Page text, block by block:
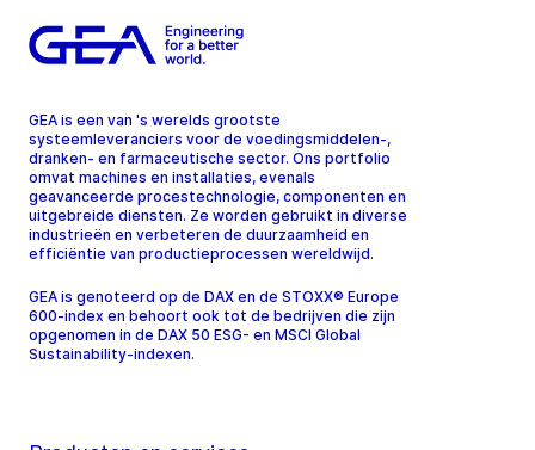
GEA is een van 's werelds grootste
systeemleveranciers voor de voedingsmiddelen-,
dranken- en farmaceutische sector. Ons portfolio
omvat machines en installaties, evenals
geavanceerde procestechnologie, componenten en
uitgebreide diensten. Ze worden gebruikt in diverse
industrieën en verbeteren de duurzaamheid en
efficiëntie van productieprocessen wereldwijd.
GEA is genoteerd op de DAX en de STOXX® Europe
600-index en behoort ook tot de bedrijven die zijn
opgenomen in de DAX 50 ESG- en MSCI Global
Sustainability-indexen.